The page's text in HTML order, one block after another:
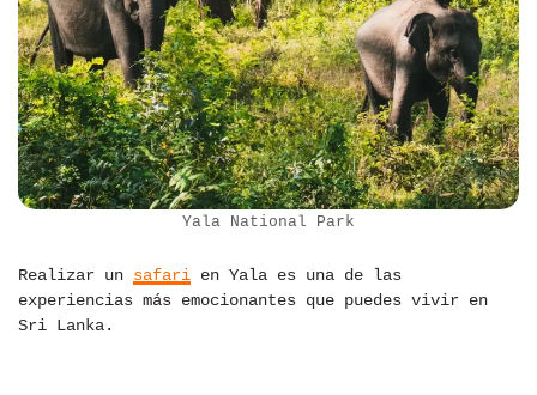
Yala National Park
Realizar un safari en Yala es una de las
experiencias más emocionantes que puedes vivir en
Sri Lanka.